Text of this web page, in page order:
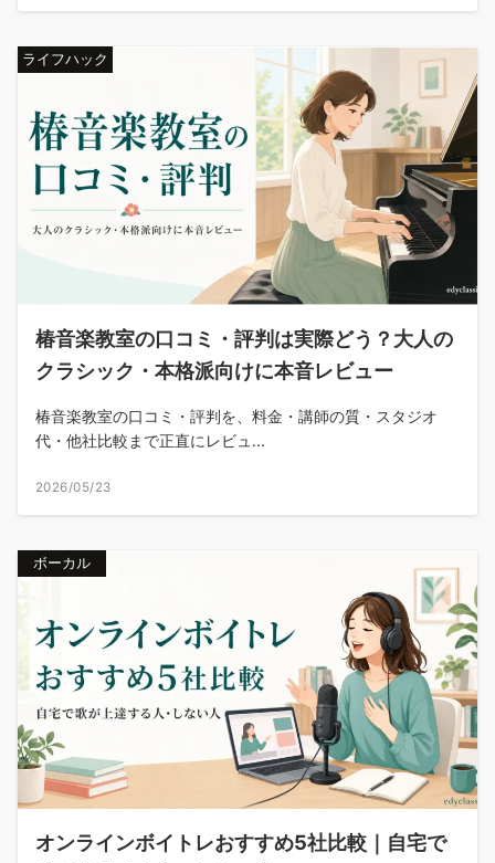
ライフハック
椿音楽教室の口コミ・評判は実際どう？大人の
クラシック・本格派向けに本音レビュー
椿音楽教室の口コミ・評判を、料金・講師の質・スタジオ
代・他社比較まで正直にレビュ...
2026/05/23
ボーカル
オンラインボイトレおすすめ5社比較｜自宅で